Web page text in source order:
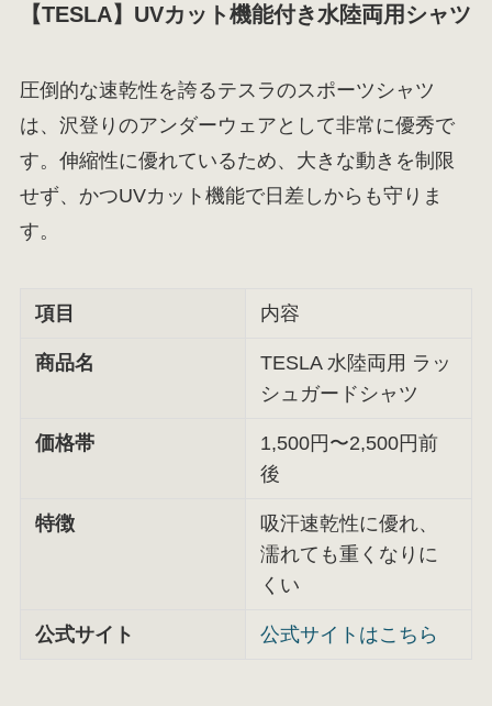
【TESLA】UVカット機能付き水陸両用シャツ
圧倒的な速乾性を誇るテスラのスポーツシャツ
は、沢登りのアンダーウェアとして非常に優秀で
す。伸縮性に優れているため、大きな動きを制限
せず、かつUVカット機能で日差しからも守りま
す。
項目 内容
商品名
TESLA 水陸両用 ラッ
シュガードシャツ
価格帯
1,500円〜2,500円前
後
特徴
吸汗速乾性に優れ、
濡れても重くなりに
くい
公式サイト 公式サイトはこちら